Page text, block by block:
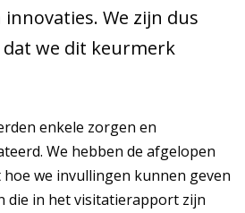
We zijn dus
we dit keurmerk
enkele zorgen en
We hebben de afgelopen
we invullingen kunnen geven
die in het visitatierapport zijn